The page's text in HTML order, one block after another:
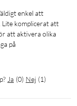
inbyggda 80 db-
Låt den sättas på
från appen för
skydd och den
Lite komplicerat att
att aktivera olika
på
Ja (0) Nej (1)